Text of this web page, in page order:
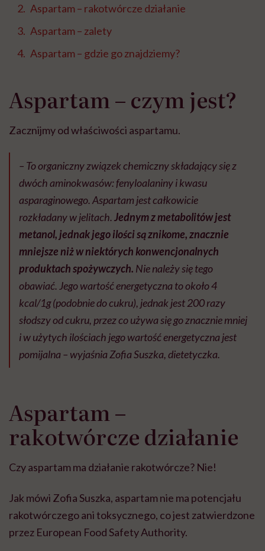
Aspartam – rakotwórcze działanie
Aspartam – zalety
Aspartam – gdzie go znajdziemy?
Aspartam – czym jest?
Zacznijmy od właściwości aspartamu.
– To organiczny związek chemiczny składający się z
dwóch aminokwasów: fenyloalaniny i kwasu
asparaginowego. Aspartam jest całkowicie
rozkładany w jelitach.Jednym z metabolitów jest
metanol, jednak jego ilości są znikome, znacznie
mniejsze niż w niektórych konwencjonalnych
produktach spożywczych. Nie należy się tego
obawiać. Jego wartość energetyczna to około 4
kcal/1g (podobnie do cukru), jednak jest 200 razy
słodszy od cukru, przez co używa się go znacznie mniej
i w użytych ilościach jego wartość energetyczna jest
pomijalna – wyjaśnia Zofia Suszka, dietetyczka.
Aspartam –
rakotwórcze działanie
Czy aspartam ma działanie rakotwórcze? Nie!
Jak mówi Zofia Suszka, aspartam nie ma potencjału
rakotwórczego ani toksycznego, co jest zatwierdzone
przez European Food Safety Authority.